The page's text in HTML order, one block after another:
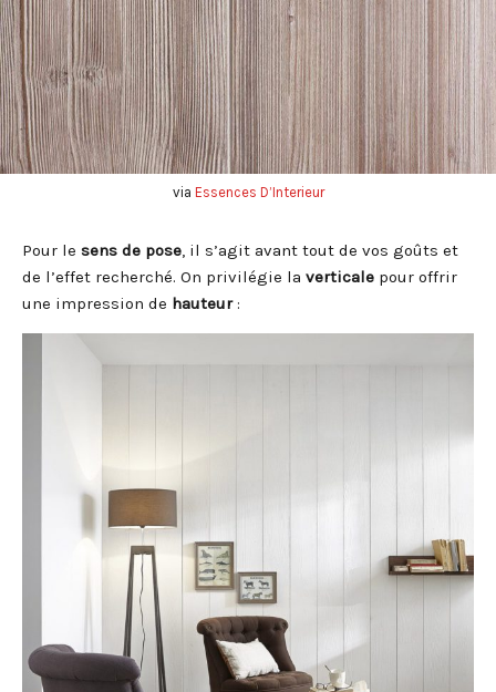
via Essences D’Interieur
Pour le sens de pose, il s’agit avant tout de vos goûts et
de l’effet recherché. On privilégie la verticale pour offrir
une impression de hauteur: